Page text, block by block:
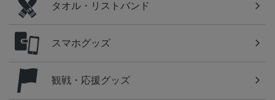
タオル・リストバンド
スマホグッズ
観戦・応援グッズ